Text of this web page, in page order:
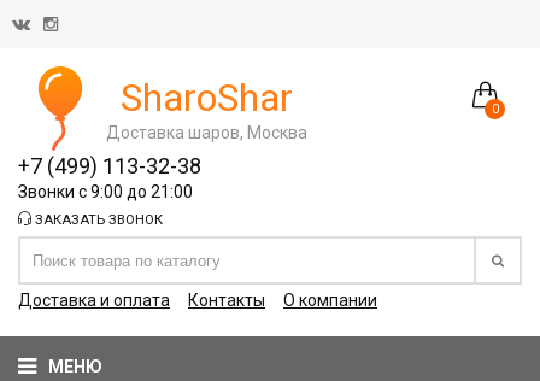
0
SharoShar
Доставка шаров, Москва
+7 (499) 113-32-38
Звонки с 9:00 до 21:00
ЗАКАЗАТЬ ЗВОНОК
Доставка и оплата Контакты О компании
МЕНЮ